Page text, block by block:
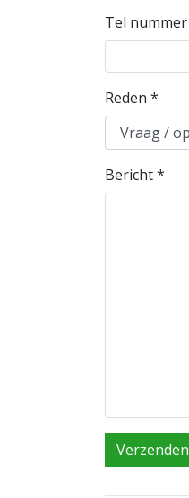
Tel nummer
Reden *
Bericht*
Verzenden